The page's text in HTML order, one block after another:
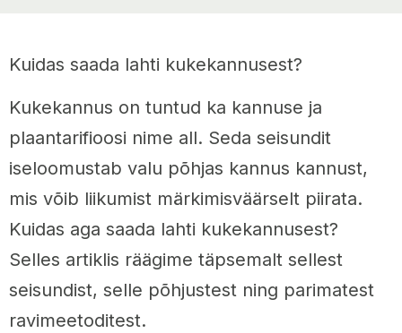
Kuidas saada lahti kukekannusest?
Kukekannus on tuntud ka kannuse ja
plaantarifioosi nime all. Seda seisundit
iseloomustab valu põhjas kannus kannust,
mis võib liikumist märkimisväärselt piirata.
Kuidas aga saada lahti kukekannusest?
Selles artiklis räägime täpsemalt sellest
seisundist, selle põhjustest ning parimatest
ravimeetoditest.